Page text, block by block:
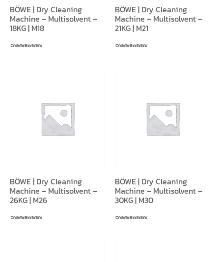
BÖWE | Dry Cleaning
Machine – Multisolvent –
18KG | M18
Read more
BÖWE | Dry Cleaning
Machine – Multisolvent –
21KG | M21
Read more
BÖWE | Dry Cleaning
Machine – Multisolvent –
26KG | M26
Read more
BÖWE | Dry Cleaning
Machine – Multisolvent –
30KG | M30
Read more